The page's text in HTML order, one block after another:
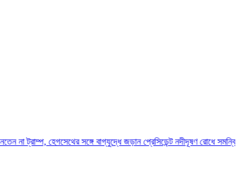
হেগসেথের সঙ্গে বাগ্‌যুদ্ধে জড়ান প্রেসিডেন্টনদীদূষণ রোধে সমন্বিত পদক্ষেপ